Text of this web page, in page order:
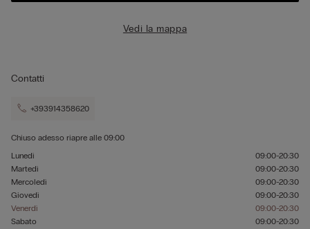
Vedi la mappa
Contatti
+393914358620
Chiuso adesso riapre alle 09:00
Lunedì
09:00-20:30
Martedì
09:00-20:30
Mercoledì
09:00-20:30
Giovedì
09:00-20:30
Venerdì
09:00-20:30
Sabato
09:00-20:30